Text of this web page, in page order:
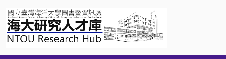
navigation